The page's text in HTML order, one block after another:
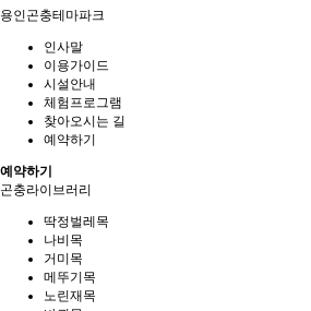
용인곤충테마파크
인사말
이용가이드
시설안내
체험프로그램
찾아오시는 길
예약하기
예약하기
곤충라이브러리
딱정벌레목
나비목
거미목
메뚜기목
노린재목